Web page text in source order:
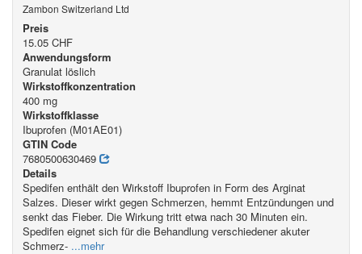
Zambon Switzerland Ltd
Preis
15.05 CHF
Anwendungsform
Granulat löslich
Wirkstoffkonzentration
400 mg
Wirkstoffklasse
Ibuprofen (M01AE01)
GTIN Code
7680500630469
Details
Spedifen enthält den Wirkstoff Ibuprofen in Form des Arginat
Salzes. Dieser wirkt gegen Schmerzen, hemmt Entzündungen und
senkt das Fieber. Die Wirkung tritt etwa nach 30 Minuten ein.
Spedifen eignet sich für die Behandlung verschiedener akuter
Schmerz- ...mehr